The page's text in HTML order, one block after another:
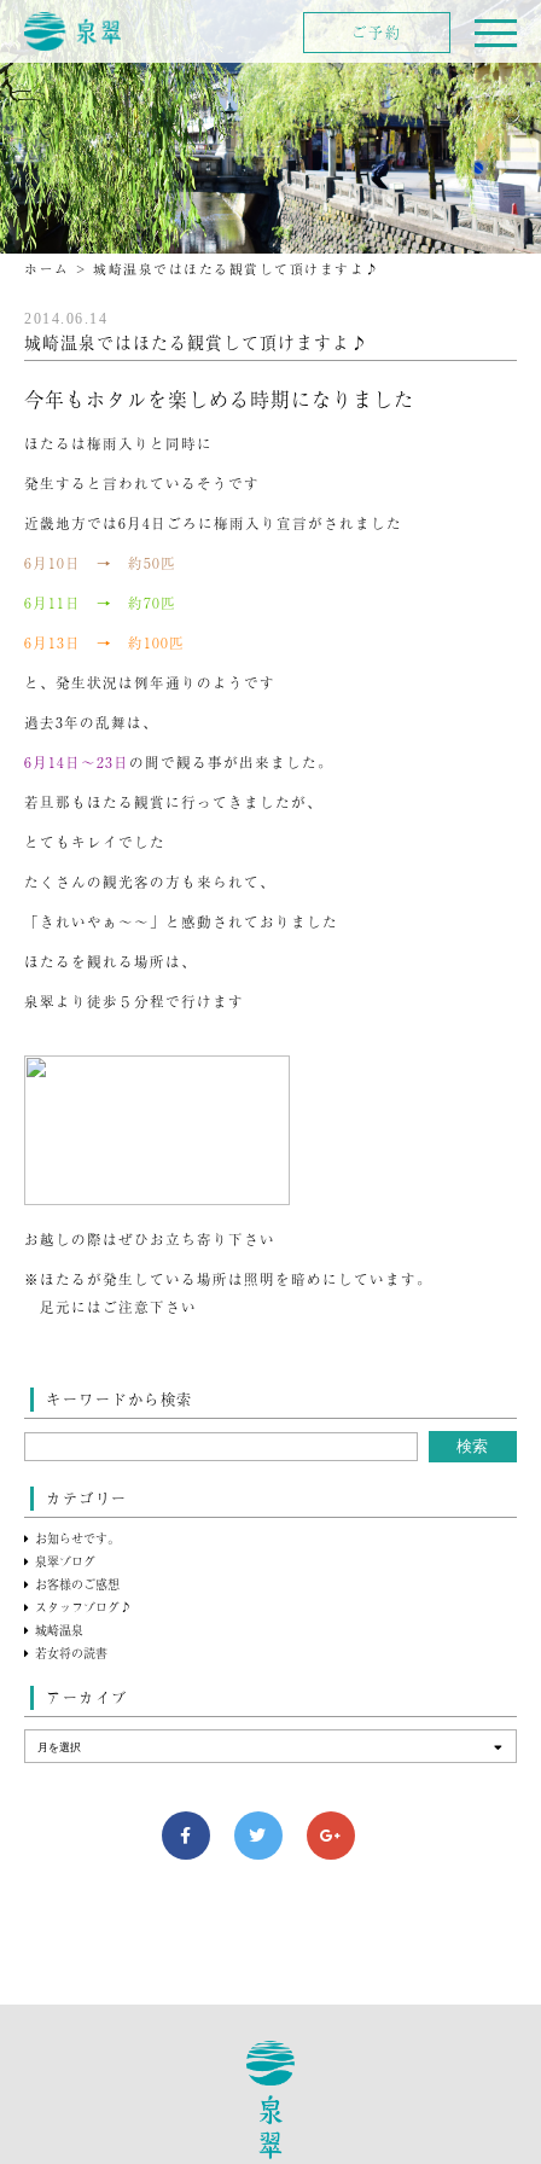
ホーム > 城崎温泉ではほたる観賞して頂けますよ♪
2014.06.14
城崎温泉ではほたる観賞して頂けますよ♪
今年もホタルを楽しめる時期になりました
ほたるは梅雨入りと同時に
発生すると言われているそうです
近畿地方では6月4日ごろに梅雨入り宣言がされました
6月10日 → 約50匹
6月11日 → 約70匹
6月13日 → 約100匹
と、発生状況は例年通りのようです
過去3年の乱舞は、
6月14日～23日 の間で観る事が出来ました。
若旦那もほたる観賞に行ってきましたが、
とてもキレイでした
たくさんの観光客の方も来られて、
「きれいやぁ～～」と感動されておりました
ほたるを観れる場所は、
泉翠より徒歩５分程で行けます
お越しの際はぜひお立ち寄り下さい
※ほたるが発生している場所は照明を暗めにしています。
足元にはご注意下さい
キーワードから検索
カテゴリー
お知らせです。
泉翠ブログ
お客様のご感想
スタッフブログ♪
城崎温泉
若女将の読書
アーカイブ
ご予約